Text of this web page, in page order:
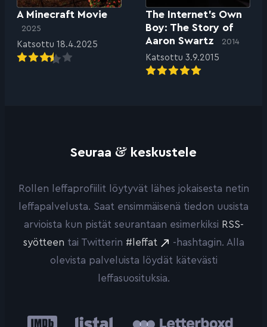
A Minecraft Movie
2025
Katsottu 18.4.2025
The Internet’s Own
Boy: The Story of
Aaron Swartz
2014
Katsottu 3.9.2015
Seuraa & keskustele
Rollen leffaprofiilit löytyvät lähes jokaisesta netin
leffapalvelusta. Saat ensimmäisenä tiedon uusista
arvioista kun pistät seurantaan esimerkiksi RSS-
syötteen tai Twitterin #leffat
-hashtagin. Alla
olevista palveluista löydät kätevästi
leffasuosituksia.